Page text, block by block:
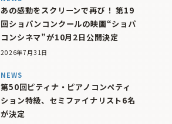
あの感動をスクリーンで再び！ 第19
回ショパンコンクールの映画“ショパ
コンシネマ”が10月2日公開決定
2026年7月31日
NEWS
第50回ピティナ・ピアノコンペティ
ション特級、セミファイナリスト6名
が決定